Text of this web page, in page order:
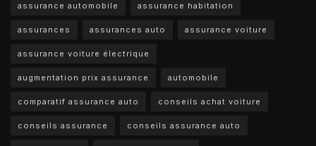
assurance automobile assurance habitation
assurances assurances auto assurance voiture
assurance voiture électrique
augmentation prix assurance automobile
comparatif assurance auto conseils achat voiture
conseils assurance conseils assurance auto